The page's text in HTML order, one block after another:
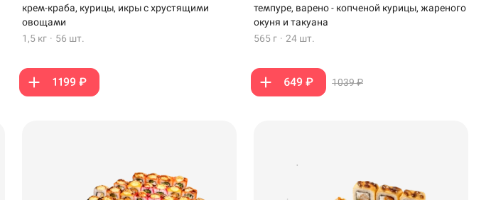
крем-краба, курицы, икры с хрустящими
овощами
1,5 кг · 56 шт.
1199 ₽
темпуре, варено - копченой курицы, жареного
окуня и такуана
565 г · 24 шт.
649 ₽ 1039 ₽